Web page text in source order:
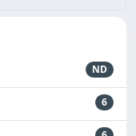
ND
6